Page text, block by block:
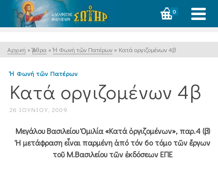
0
Αρχική » Ἄρθρα » Ἡ Φωνή τῶν Πατέρων » Κατά οργιζομένων 4β
Ἡ Φωνή τῶν Πατέρων
Κατά οργιζομένων 4β
26 ΙΟΥΝΊΟΥ, 2009
Μεγάλου Βασιλείου Ὁμιλία «Κατά ὀργιζομένων», παρ.4 (β)
Ἡ μετάφραση εἶναι παρμένη ἀπό τόν 6ο τόμο τῶν ἔργων
τοῦ Μ.Βασιλείου τῶν ἐκδόσεων ΕΠΕ